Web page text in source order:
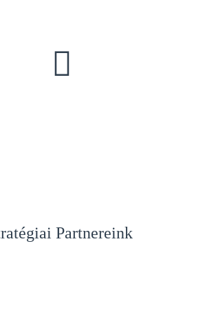
Partnereink